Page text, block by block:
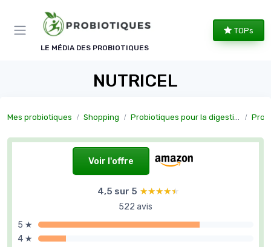
LE MÉDIA DES PROBIOTIQUES
TOPs
NUTRICEL
Mes probiotiques Shopping Probiotiques pour la digestion
Voir l'offre
4,5 sur 5 ★★★★★
★★★★★
522 avis
5 ★
4 ★